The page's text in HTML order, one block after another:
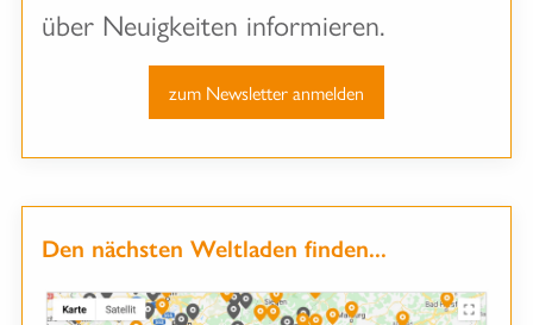
über Neuigkeiten informieren.
zum Newsletter anmelden
Den nächsten Weltladen finden...